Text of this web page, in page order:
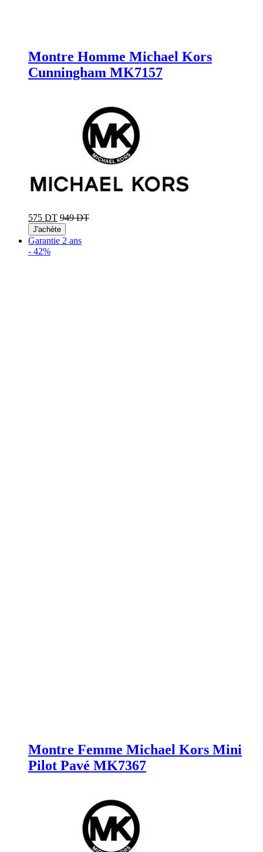
Montre Homme Michael Kors
Cunningham MK7157
575 DT 949 DT
J'achète
Garantie 2 ans
- 42%
Montre Femme Michael Kors Mini
Pilot Pavé MK7367